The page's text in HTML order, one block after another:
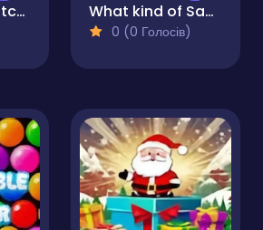
Christmas Matching Game What kind of Santa Claus are you?!
0 (0 Голосів)